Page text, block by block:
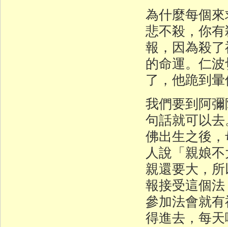
為什麼每個
悲不殺，你
報，因為殺
的命運。仁
了，他跪到
我們要到阿
句話就可以
佛出生之後
人說「親娘
親還要大，
報接受這個
參加法會就
得進去，每